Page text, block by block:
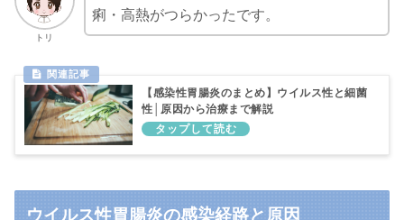
トリ
痢・高熱がつらかったです。
【感染性胃腸炎のまとめ】ウイルス性と細菌
性│原因から治療まで解説
ウイルス性胃腸炎の感染経路と原因